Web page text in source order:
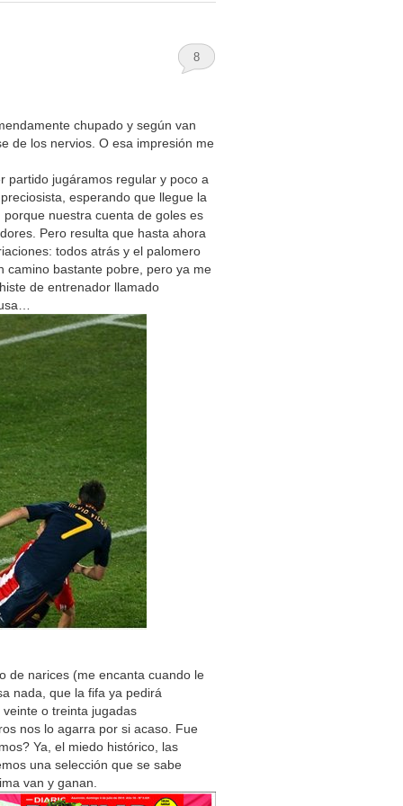
8
chupado y según van
de los nervios. O esa impresión me
partido jugáramos regular y poco a
esperando que llegue la
nuestra cuenta de goles es
Pero resulta que hasta ahora
todos atrás y el palomero
camino bastante pobre, pero ya me
de entrenador llamado
de narices (me encanta cuando le
nada, que la fifa ya pedirá
o treinta jugadas
nos lo agarra por si acaso. Fue
Ya, el miedo histórico, las
una selección que se sabe
van y ganan.